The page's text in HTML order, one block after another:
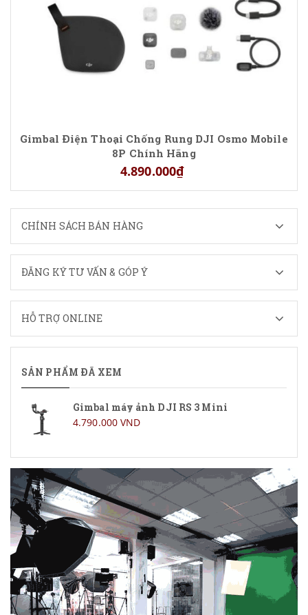
Gimbal Điện Thoại Chống Rung DJI Osmo Mobile
8P Chính Hãng
4.890.000₫
CHÍNH SÁCH BÁN HÀNG
ĐĂNG KÝ TƯ VẤN & GÓP Ý
HỖ TRỢ ONLINE
SẢN PHẨM ĐÃ XEM
Gimbal máy ảnh DJI RS 3 Mini
4.790.000 VND